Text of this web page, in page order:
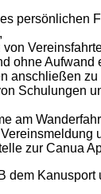
persönlichen
ohne Aufwand
anschließen zu
Schulungen
am
zur Canua
dem Kanusport